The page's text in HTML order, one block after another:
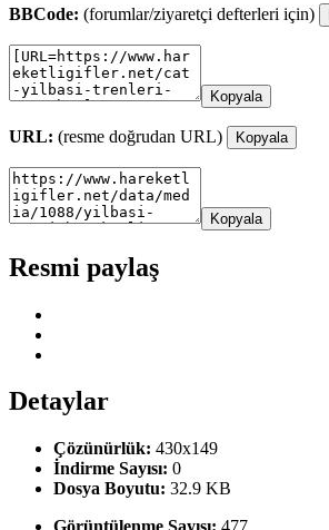
BBCode: (forumlar/ziyaretçi defterleri için)
Kopyala
URL: (resme doğrudan URL) Kopyala
Kopyala
Resmi paylaş
Detaylar
Çözünürlük: 430x149
İndirme Sayısı: 0
Dosya Boyutu: 32.9 KB